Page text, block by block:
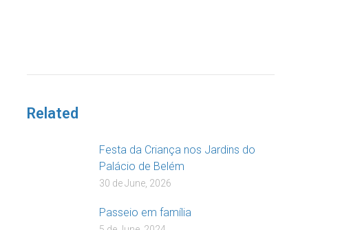
Related
Festa da Criança nos Jardins do
Palácio de Belém
30 de June, 2026
Passeio em família